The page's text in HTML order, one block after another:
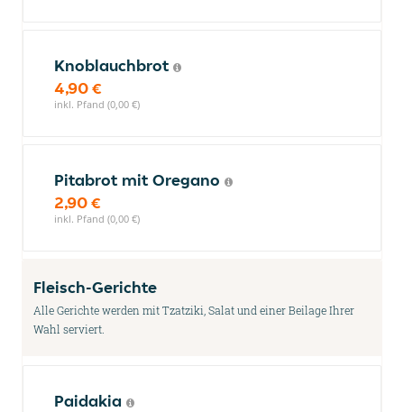
Knoblauchbrot
4,90 €
inkl. Pfand (0,00 €)
Pitabrot mit Oregano
2,90 €
inkl. Pfand (0,00 €)
Fleisch-Gerichte
Alle Gerichte werden mit Tzatziki, Salat und einer Beilage Ihrer
Wahl serviert.
Paidakia